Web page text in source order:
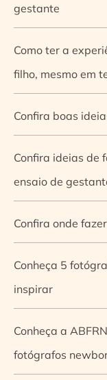
gestante
Como ter a
filho, mesmo em
Confira boas
Confira ideias de
ensaio de
Confira onde
Conheça 5
inspirar
Conheça a
fotógrafos